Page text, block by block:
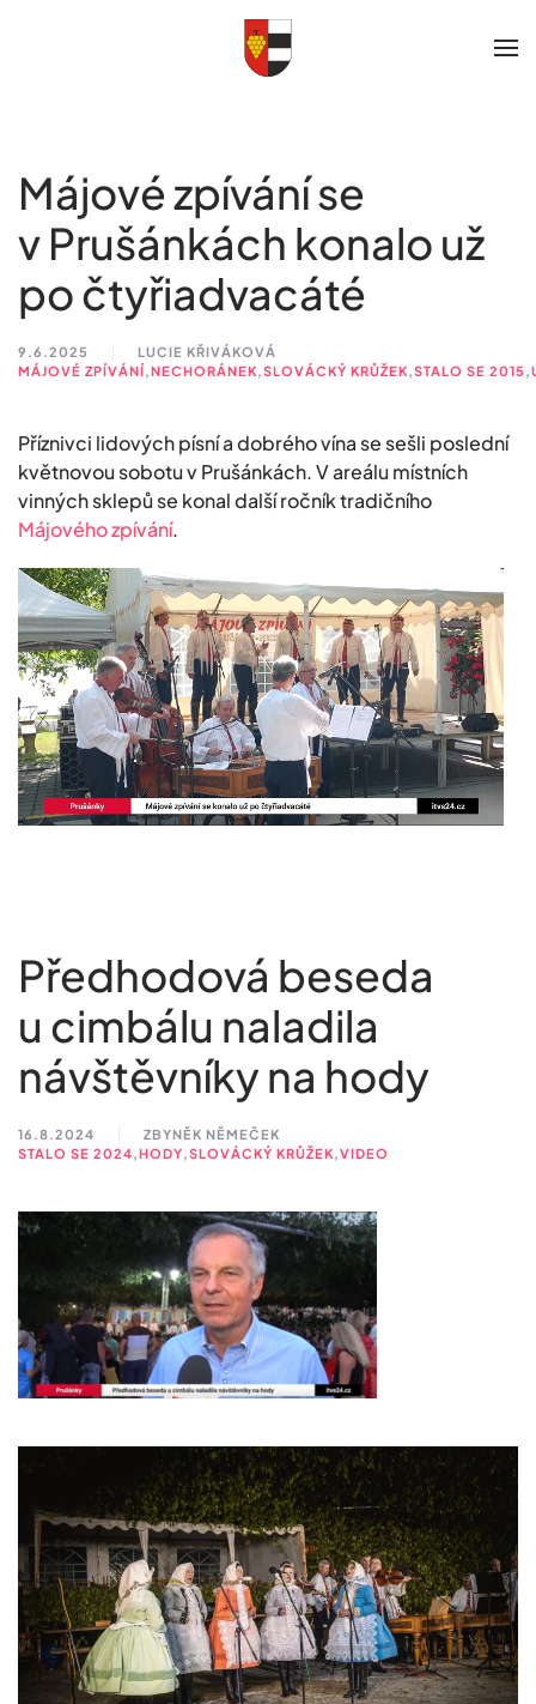
Májové zpívání se
v Prušánkách konalo už
po čtyřiadvacáté
9.6.2025
LUCIE KŘIVÁKOVÁ
MÁJOVÉ ZPÍVÁNÍ,NECHORÁNEK,SLOVÁCKÝ KRŮŽEK,STALO SE 2015,
Příznivci lidových písní a dobrého vína se sešli poslední
květnovou sobotu v Prušánkách. V areálu místních
vinných sklepů se konal další ročník tradičního
Májového zpívání.
Předhodová beseda
u cimbálu naladila
návštěvníky na hody
16.8.2024
ZBYNĚK NĚMEČEK
STALO SE 2024,HODY,SLOVÁCKÝ KRŮŽEK,VIDEO